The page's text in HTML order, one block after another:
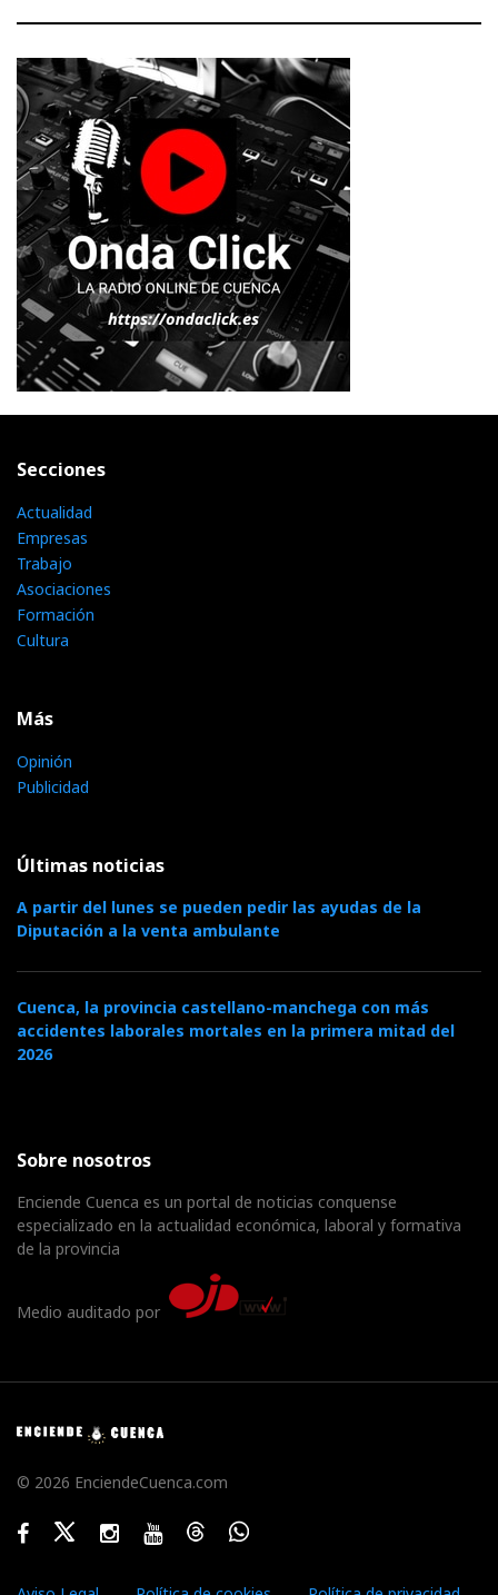
Secciones
Actualidad
Empresas
Trabajo
Asociaciones
Formación
Cultura
Más
Opinión
Publicidad
Últimas noticias
A partir del lunes se pueden pedir las ayudas de la
Diputación a la venta ambulante
Cuenca, la provincia castellano-manchega con más
accidentes laborales mortales en la primera mitad del
2026
Sobre nosotros
Enciende Cuenca es un portal de noticias conquense
especializado en la actualidad económica, laboral y formativa
de la provincia
Medio auditado por
© 2026 EnciendeCuenca.com
FacebookTwitterInstagramYoutubeThreadsWhatsApp